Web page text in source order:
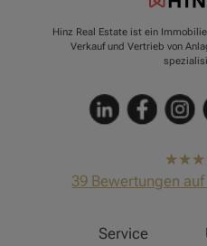
Hinz Real Estate ist ein
Verkauf und Vertrieb von
hat
von5
39 Bewertungen
Service